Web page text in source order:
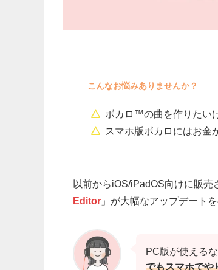
こんなお悩みありませんか？
ボカロ™の曲を作りたい
スマホ版ボカロにはお金
以前からiOS/iPadOS向けに販売
Editor 」が大幅なアップデート
PC版が使える
でもスマホでや